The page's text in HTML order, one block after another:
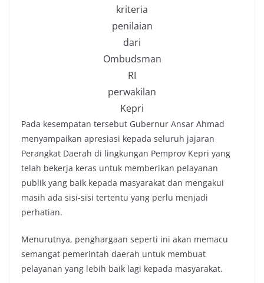
kriteria
penilaian
dari
Ombudsman
RI
perwakilan
Kepri
Pada kesempatan tersebut Gubernur Ansar Ahmad
menyampaikan apresiasi kepada seluruh jajaran
Perangkat Daerah di lingkungan Pemprov Kepri yang
telah bekerja keras untuk memberikan pelayanan
publik yang baik kepada masyarakat dan mengakui
masih ada sisi-sisi tertentu yang perlu menjadi
perhatian.
Menurutnya, penghargaan seperti ini akan memacu
semangat pemerintah daerah untuk membuat
pelayanan yang lebih baik lagi kepada masyarakat.